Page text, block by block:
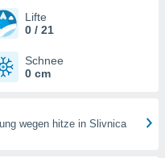
Lifte
0 / 21
Schnee
0 cm
wegen hitze in Slivnica